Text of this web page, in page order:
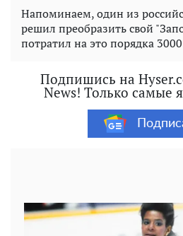
Напоминаем, один из
решил преобразить свой
потратил на это порядка
Подпишись на
News! Только самые